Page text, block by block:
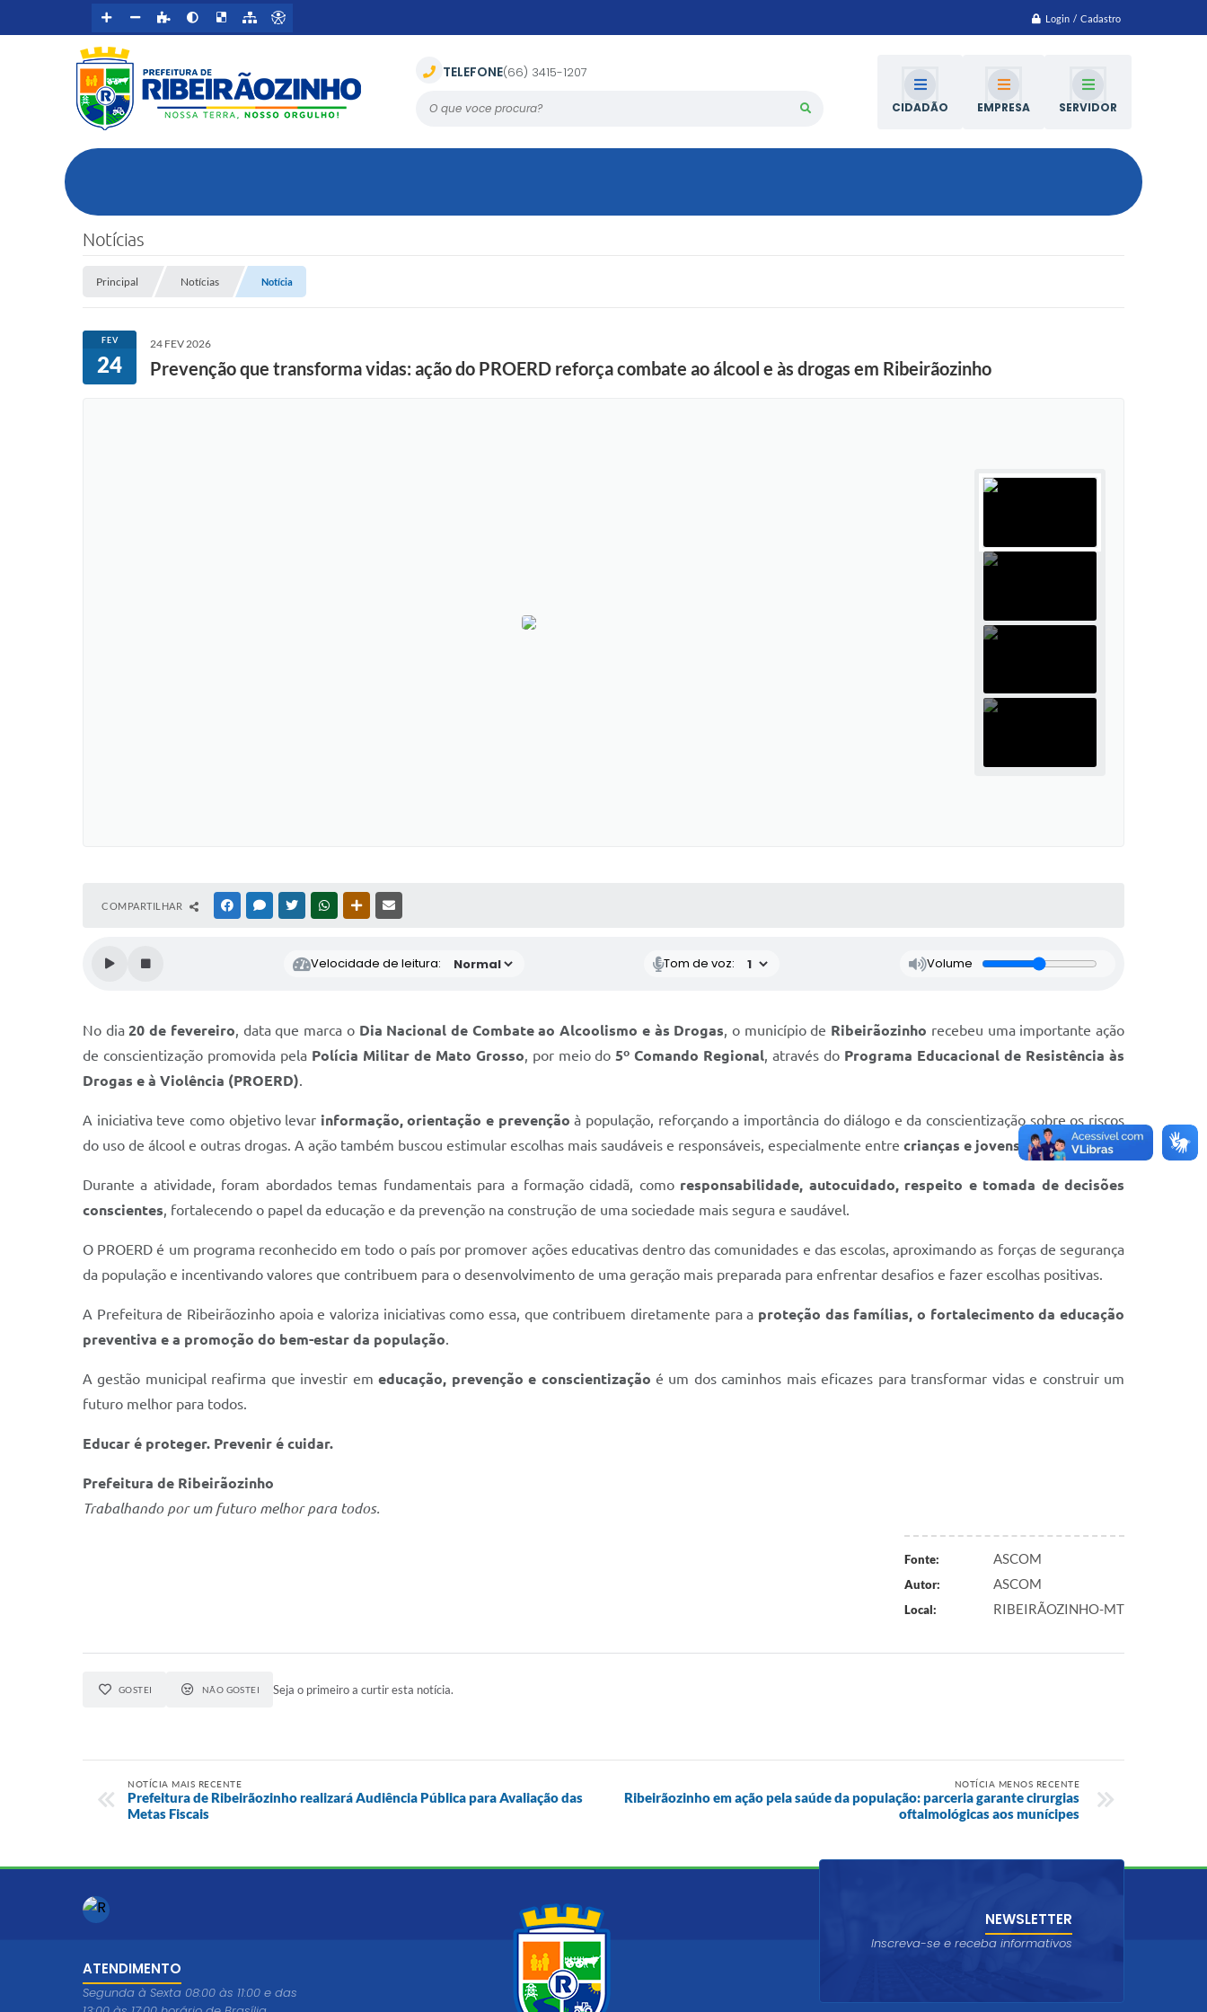
Login / Cadastro
O que voce procura? CIDADÃO EMPRESA SERVIDOR
TELEFONE(66) 3415-1207
Notícias
Principal Notícias Notícia
FEV
24
24 FEV 2026
Prevenção que transforma vidas: ação do PROERD reforça combate ao álcool e às drogas em Ribeirãozinho
COMPARTILHAR FACEBOOKMESSENGER
TWITTERWHATSAPPOUTRAS MÍDIAS
Velocidade de leitura: Tom de voz: Volume
No dia20 de fevereiro, data que marca o Dia Nacional de Combate ao Alcoolismo e às Drogas, o município de Ribeirãozinho recebeu uma importante ação
de conscientização promovida pela Polícia Militar de Mato Grosso, por meio do5º Comando Regional, através do Programa Educacional de Resistência às
Drogas e à Violência (PROERD).
A iniciativa teve como objetivo levar informação, orientação e prevenção à população, reforçando a importância do diálogo e da conscientização sobre os riscos
do uso de álcool e outras drogas. A ação também buscou estimular escolhas mais saudáveis e responsáveis, especialmente entre crianças e jovens do município.
Durante a atividade, foram abordados temas fundamentais para a formação cidadã, como responsabilidade, autocuidado, respeito e tomada de decisões
conscientes, fortalecendo o papel da educação e da prevenção na construção de uma sociedade mais segura e saudável.
O PROERD é um programa reconhecido em todo o país por promover ações educativas dentro das comunidades e das escolas, aproximando as forças de segurança
da população e incentivando valores que contribuem para o desenvolvimento de uma geração mais preparada para enfrentar desafios e fazer escolhas positivas.
A Prefeitura de Ribeirãozinho apoia e valoriza iniciativas como essa, que contribuem diretamente para a proteção das famílias, o fortalecimento da educação
preventiva e a promoção do bem-estar da população.
A gestão municipal reafirma que investir emeducação, prevenção e conscientização é um dos caminhos mais eficazes para transformar vidas e construir um
futuro melhor para todos.
Educar é proteger. Prevenir é cuidar.
Prefeitura de Ribeirãozinho
Trabalhando por um futuro melhor para todos.
Fonte: ASCOM
Autor: ASCOM
Local: RIBEIRÃOZINHO-MT
GOSTEI NÃO GOSTEI Seja o primeiro a curtir esta notícia.
NOTÍCIA MAIS RECENTE
Prefeitura de Ribeirãozinho realizará Audiência Pública para Avaliação das
Metas Fiscais
NOTÍCIA MENOS RECENTE
Ribeirãozinho em ação pela saúde da população: parceria garante cirurgias
oftalmológicas aos munícipes
ATENDIMENTO
Segunda à Sexta 08:00 às 11:00 e das
NEWSLETTER
Inscreva-se e receba informativos